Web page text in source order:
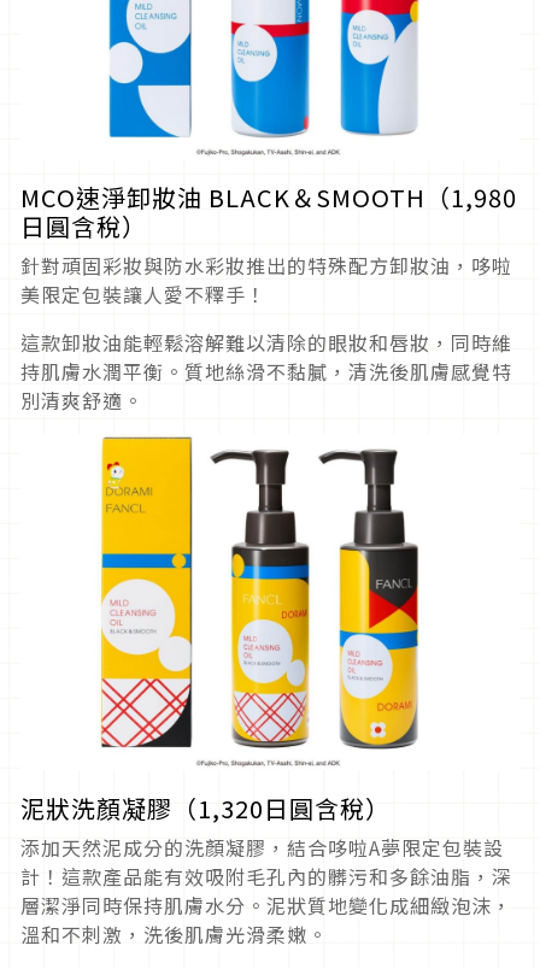
MCO速淨卸妝油 BLACK＆SMOOTH（1,980
日圓含稅）
針對頑固彩妝與防水彩妝推出的特殊配方卸妝油，哆啦
美限定包裝讓人愛不釋手！
這款卸妝油能輕鬆溶解難以清除的眼妝和唇妝，同時維
持肌膚水潤平衡。質地絲滑不黏膩，清洗後肌膚感覺特
別清爽舒適。
泥狀洗顏凝膠（1,320日圓含稅）
添加天然泥成分的洗顏凝膠，結合哆啦A夢限定包裝設
計！這款產品能有效吸附毛孔內的髒污和多餘油脂，深
層潔淨同時保持肌膚水分。泥狀質地變化成細緻泡沫，
溫和不刺激，洗後肌膚光滑柔嫩。